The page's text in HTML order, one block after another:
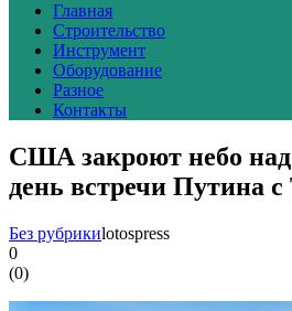
Главная
Строительство
Инструмент
Оборудование
Разное
Контакты
США закроют небо
день встречи Путина
Без рубрикиlotospress
0
(0)